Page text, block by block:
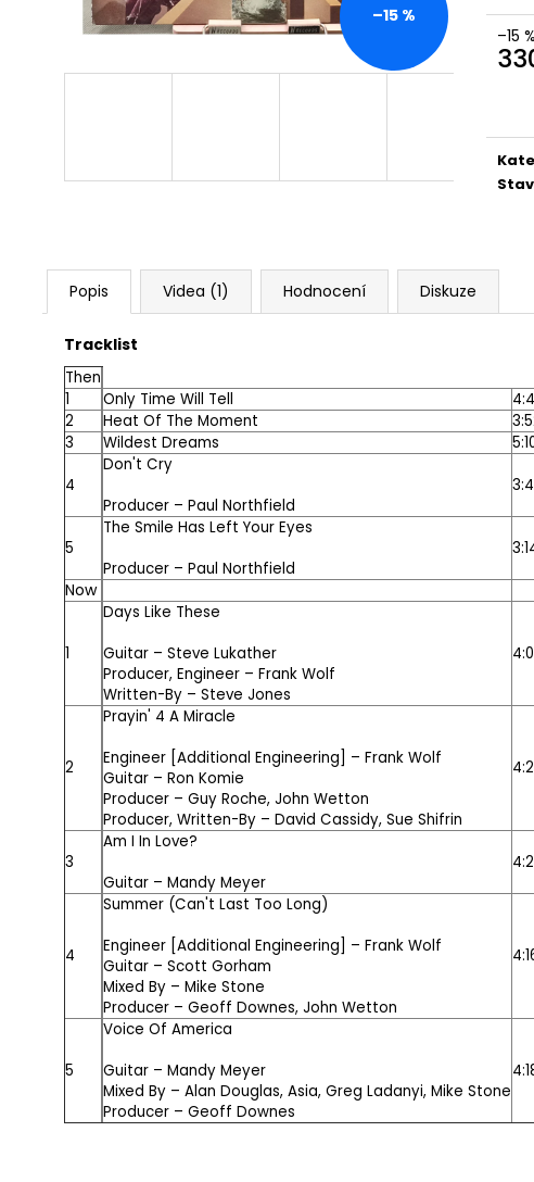
–15
Stav
–15 %
Popis Videa (1) Hodnocení Diskuze
Tracklist
Then
1
Only Time Will Tell
2
Heat Of The Moment
3
Wildest Dreams
4
Don't Cry
Producer – Paul Northfield
5
The Smile Has Left Your Eyes
Producer – Paul Northfield
Now
1
Days Like These
Guitar – Steve Lukather
Producer, Engineer – Frank Wolf
Written-By – Steve Jones
2
Prayin' 4 A Miracle
Engineer [Additional Engineering] – Frank Wolf
Guitar – Ron Komie
Producer – Guy Roche, John Wetton
Producer, Written-By – David Cassidy, Sue Shifrin
3
Am I In Love?
Guitar – Mandy Meyer
4
Summer (Can't Last Too Long)
Engineer [Additional Engineering] – Frank Wolf
Guitar – Scott Gorham
Mixed By – Mike Stone
Producer – Geoff Downes, John Wetton
5
Voice Of America
Guitar – Mandy Meyer
Mixed By – Alan Douglas, Asia, Greg Ladanyi, Mike Stone
Producer – Geoff Downes
MARTIN KRATOCHVÍL & JAZZ Q ‎–
HODOKVAS (FEASTING) LP
PINK FLOYD –
OF DAWN CD
290 Kč